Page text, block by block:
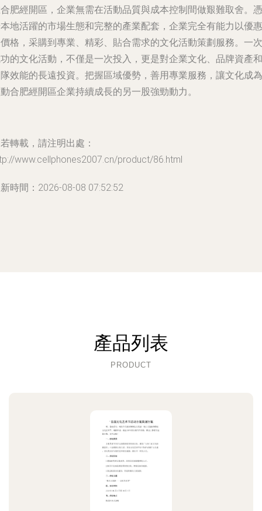
肥經開區，企業無需在活動品質與成本控制間做艱難取舍。憑
地活躍的市場生態和完整的產業配套，企業完全有能力以優惠
格，采購到專業、精彩、貼合需求的文化活動策劃服務。一次
的文化活動，不僅是一次投入，更是對企業文化、品牌資產和
效能的長遠投資。把握區域優勢，善用專業服務，讓文化成為
合肥經開區企業持續成長的另一股強勁動力。
轉載，請注明出處：
www.cellphones2007.cn/product/86.html
時間：2026-08-08 07:52:52
產品列表
PRODUCT